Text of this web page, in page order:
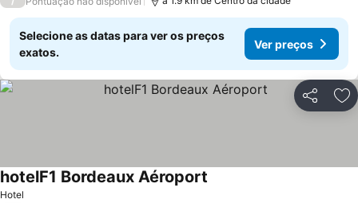
Selecione as datas para ver os preços
exatos.
Ver preços
Partilhar
Hotel
hotelF1 Bordeaux Aéroport